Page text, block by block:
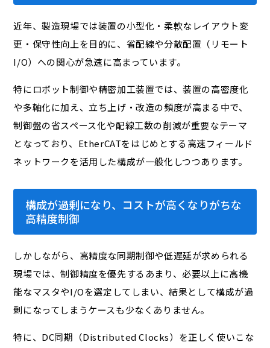
近年、製造現場では装置の小型化・柔軟なレイアウト変
更・保守性向上を目的に、省配線や分散配置（リモート
I/O）への関心が急速に高まっています。
特にロボット制御や精密加工装置では、装置の高密度化
や多軸化に加え、立ち上げ・改造の頻度が高まる中で、
制御盤の省スペース化や配線工数の削減が重要なテーマ
となっており、EtherCATをはじめとする高速フィールド
ネットワークを活用した構成が一般化しつつあります。
構成が過剰になり、コストが高くなりがちな
高精度制御
しかしながら、高精度な同期制御や低遅延が求められる
現場では、制御精度を優先するあまり、必要以上に高機
能なマスタやI/Oを選定してしまい、結果として構成が過
剰になってしまうケースも少なくありません。
特に、DC同期（Distributed Clocks）を正しく使いこな